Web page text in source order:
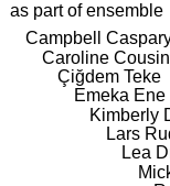
as part of ensemble
Campbell
Caroline Cousin
Çiğdem Teke
Emeka Ene
Kimberly
Lars
Lea